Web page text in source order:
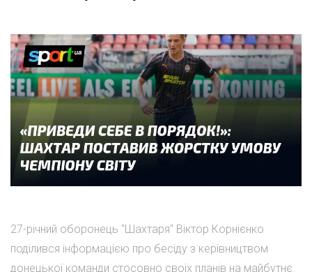
27-річний оборонець "Шахтаря" Віктор Корнієнко
поділився інформацією про бесіду з керівництвом
донецької команди стосовно своїх планів на майбутнє.